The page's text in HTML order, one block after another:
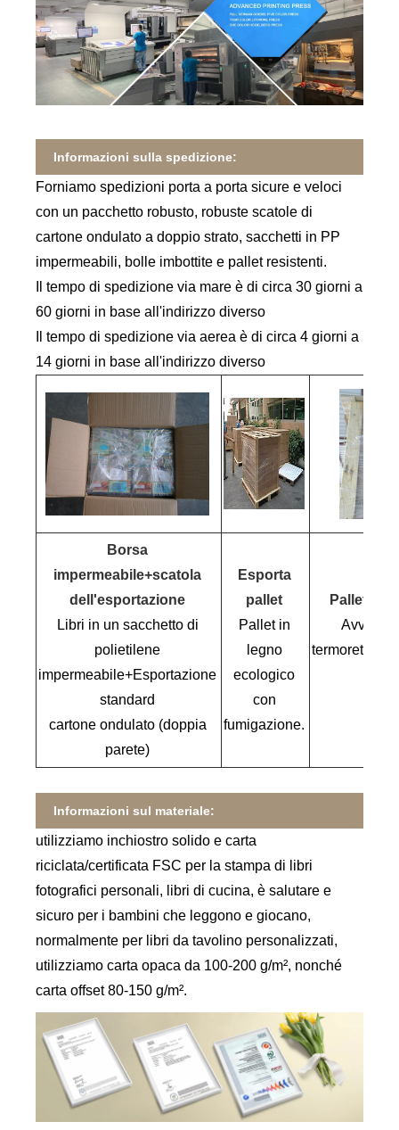
Informazioni sulla spedizione:
Forniamo spedizioni porta a porta sicure e veloci
con un pacchetto robusto, robuste scatole di
cartone ondulato a doppio strato, sacchetti in PP
impermeabili, bolle imbottite e pallet resistenti.
Il tempo di spedizione via mare è di circa 30 giorni a
60 giorni in base all'indirizzo diverso
Il tempo di spedizione via aerea è di circa 4 giorni a
14 giorni in base all'indirizzo diverso
Borsa
impermeabile+scatola
dell'esportazione
Libri in un sacchetto di
polietilene
impermeabile+Esportazione
standard
cartone ondulato (doppia
parete)
Esporta
pallet
Pallet in
legno
ecologico
con
fumigazione.
Informazioni sul materiale:
utilizziamo inchiostro solido e carta
riciclata/certificata FSC per la stampa di libri
fotografici personali, libri di cucina, è salutare e
sicuro per i bambini che leggono e giocano,
normalmente per libri da tavolino personalizzati,
utilizziamo carta opaca da 100-200 g/m², nonché
carta offset 80-150 g/m².